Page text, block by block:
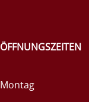
ÖFFNUNGSZEITEN
Montag